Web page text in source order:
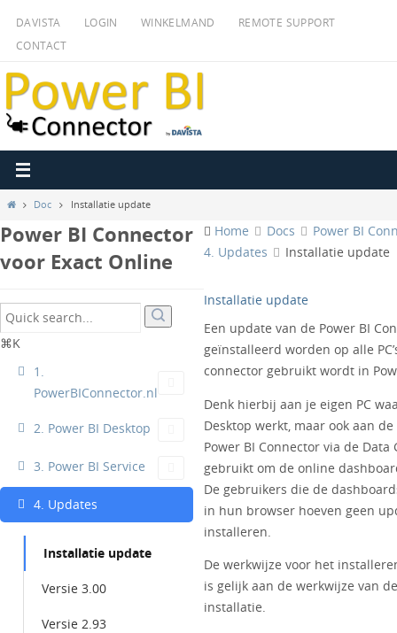
inhoud
DAVISTA LOGIN WINKELMAND
REMOTE SUPPORT
CONTACT
HomeDoc Installatie update
Power BI Connector
voor Exact Online
⌘K
1.
PowerBIConnector.nl
2. Power BI Desktop
3. Power BI Service
4. Updates
Installatie update
Versie 3.00
Versie 2.93
Home Docs
Power BI
4. Updates
Installatie update
Installatie update
Een update van de Power BI
geïnstalleerd worden op alle
connector gebruikt wordt in
Denk hierbij aan je eigen PC
Desktop werkt, maar ook aan
Power BI Connector via de Data
gebruikt om de online
De gebruikers die de
in hun browser hoeven geen
installeren.
De werkwijze voor het
is gelijk aan de werkwijze van
installatie.